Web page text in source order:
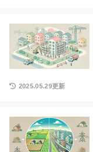
2025.05.29更新